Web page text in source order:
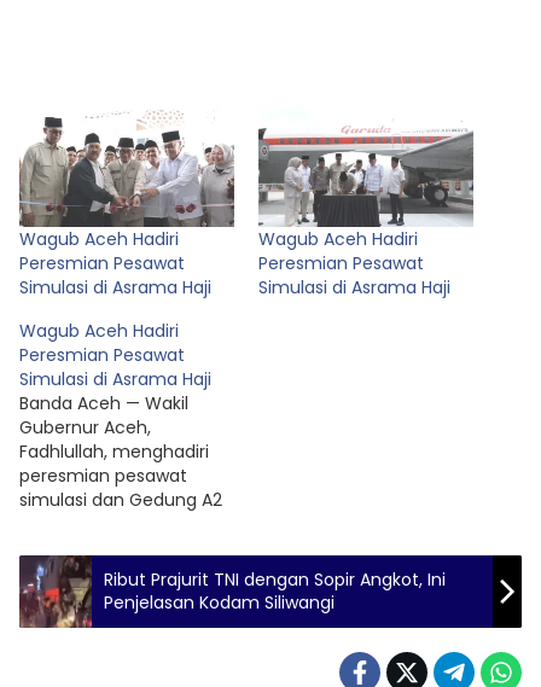
Wagub Aceh Hadiri
Peresmian Pesawat
Simulasi di Asrama Haji
Wagub Aceh Hadiri
Peresmian Pesawat
Simulasi di Asrama Haji
Wagub Aceh Hadiri
Peresmian Pesawat
Simulasi di Asrama Haji
Banda Aceh — Wakil
Gubernur Aceh,
Fadhlullah, menghadiri
peresmian pesawat
simulasi dan Gedung A2
Surat Berharga Syariah
Negara (SBSN) 2025 di
Asrama Haji Kelas I Aceh,
Ribut Prajurit TNI dengan Sopir Angkot, Ini
Penjelasan Kodam Siliwangi